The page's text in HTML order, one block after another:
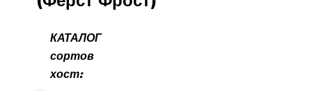
КАТАЛОГ
сортов
хост: